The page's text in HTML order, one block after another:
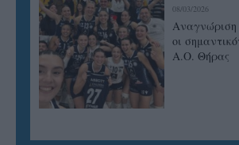
08/03/2026
Αναγνώριση
οι
Α.Ο. Θήρας